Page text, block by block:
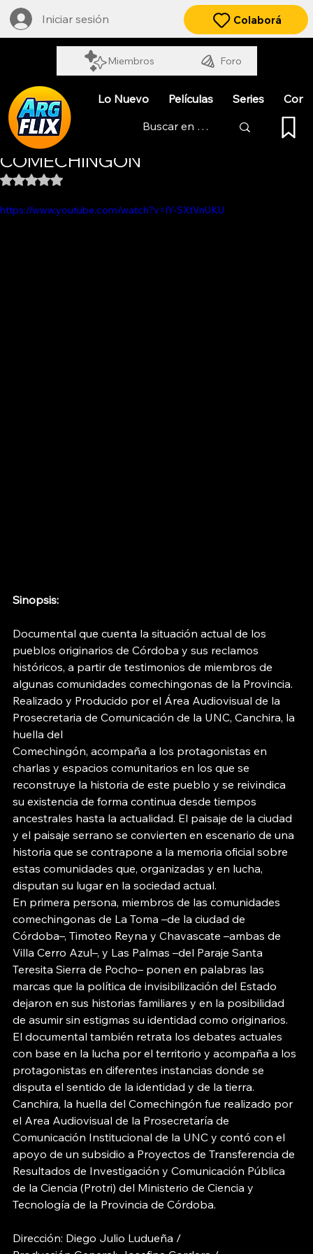
Iniciar sesión
Miembros Foro
Colaborá
Lo Nuevo Películas Series
CANCHIRA, LA HUELLA DEL
COMECHINGÓN
Obtuvo NaN de 5 estrellas.
https://www.youtube.com/watch?v=lY-SXtVnUKU
Sinopsis:
Documental que cuenta la situación actual de los
pueblos originarios de Córdoba y sus reclamos
históricos, a partir de testimonios de miembros de
algunas comunidades comechingonas de la Provincia.
Realizado y Producido por el Área Audiovisual de la
Prosecretaria de Comunicación de la UNC, Canchira, la
huella del
Comechingón, acompaña a los protagonistas en
charlas y espacios comunitarios en los que se
reconstruye la historia de este pueblo y se reivindica
su existencia de forma continua desde tiempos
ancestrales hasta la actualidad. El paisaje de la ciudad
y el paisaje serrano se convierten en escenario de una
historia que se contrapone a la memoria oficial sobre
estas comunidades que, organizadas y en lucha,
disputan su lugar en la sociedad actual.
En primera persona, miembros de las comunidades
comechingonas de La Toma –de la ciudad de
Córdoba–, Timoteo Reyna y Chavascate –ambas de
Villa Cerro Azul–, y Las Palmas –del Paraje Santa
Teresita Sierra de Pocho– ponen en palabras las
marcas que la política de invisibilización del Estado
dejaron en sus historias familiares y en la posibilidad
de asumir sin estigmas su identidad como originarios.
El documental también retrata los debates actuales
con base en la lucha por el territorio y acompaña a los
protagonistas en diferentes instancias donde se
disputa el sentido de la identidad y de la tierra.
Canchira, la huella del Comechingón fue realizado por
el Area Audiovisual de la Prosecretaría de
Comunicación Institucional de la UNC y contó con el
apoyo de un subsidio a Proyectos de Transferencia de
Resultados de Investigación y Comunicación Pública
de la Ciencia (Protri) del Ministerio de Ciencia y
Tecnología de la Provincia de Córdoba.
Dirección: Diego Julio Ludueña /